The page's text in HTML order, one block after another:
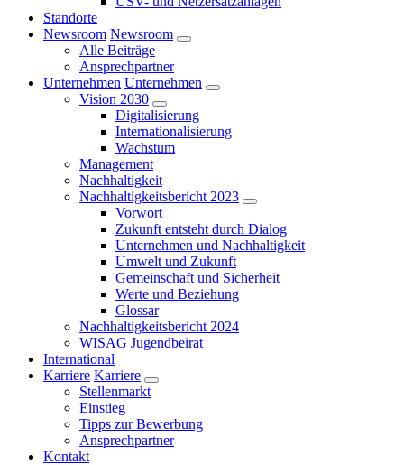
Standorte
Newsroom Newsroom
Alle Beiträge
Ansprechpartner
Unternehmen Unternehmen
Vision 2030
Digitalisierung
Internationalisierung
Wachstum
Management
Nachhaltigkeit
Nachhaltigkeitsbericht 2023
Vorwort
Zukunft entsteht durch Dialog
Unternehmen und Nachhaltigkeit
Umwelt und Zukunft
Gemeinschaft und Sicherheit
Werte und Beziehung
Glossar
Nachhaltigkeitsbericht 2024
WISAG Jugendbeirat
International
Karriere Karriere
Stellenmarkt
Einstieg
Tipps zur Bewerbung
Ansprechpartner
Kontakt